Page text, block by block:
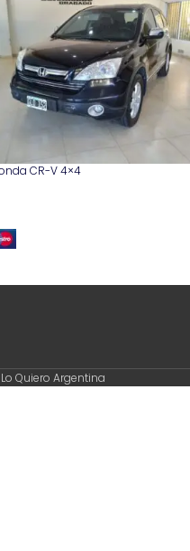
CR-V 4×4
Quiero Argentina